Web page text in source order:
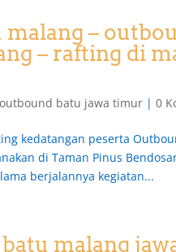
–
– rafting di
outbound batu jawa timur |0
kedatangan peserta
di Taman Pinus
berjalannya kegiatan...
malang